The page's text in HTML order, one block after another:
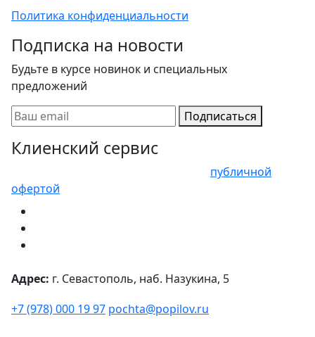
Политика конфиденциальности
Подписка на новости
Будьте в курсе новинок и специальных
предложений
Подписаться
Клиенский сервис
публичной
офертой
Адрес: г. Севастополь, наб. Назукина, 5
+7 (978) 000 19 97 pochta@popilov.ru